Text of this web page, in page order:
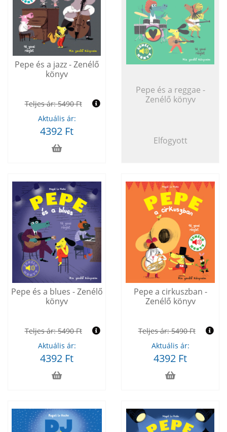
Pepe és a jazz - Zenélő
könyv
Teljes ár:5490 Ft
Aktuális ár:
4392 Ft
Pepe és a reggae -
Zenélő könyv
Elfogyott
Pepe és a blues - Zenélő
könyv
Teljes ár:5490 Ft
Aktuális ár:
4392 Ft
Pepe a cirkuszban -
Zenélő könyv
Teljes ár:5490 Ft
Aktuális ár:
4392 Ft